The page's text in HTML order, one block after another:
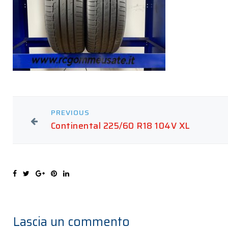
PREVIOUS
Continental 225/60 R18 104V XL
Lascia un commento